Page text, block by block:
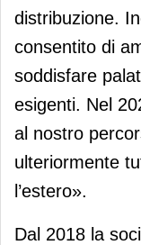
distribuzione.
consentito di
soddisfare
esigenti. Nel
al nostro
ulteriormente
l’estero».
Dal 2018 la